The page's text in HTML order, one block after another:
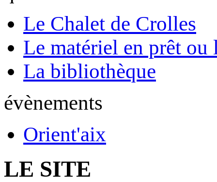
Le Chalet de Crolles
Le matériel en prêt ou
La bibliothèque
évènements
Orient'aix
LE SITE